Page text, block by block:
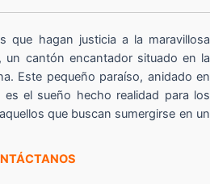
que hagan justicia a la maravillosa
un cantón encantador situado en la
Este pequeño paraíso, anidado en
es el sueño hecho realidad para los
que buscan sumergirse en un